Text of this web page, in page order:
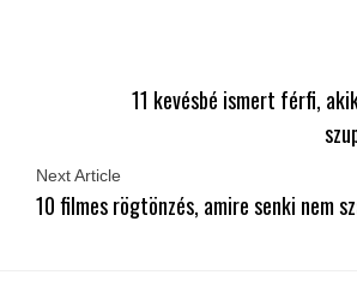
11 kevésbé ismert férfi,
Next Article
10 filmes rögtönzés, amire senki nem